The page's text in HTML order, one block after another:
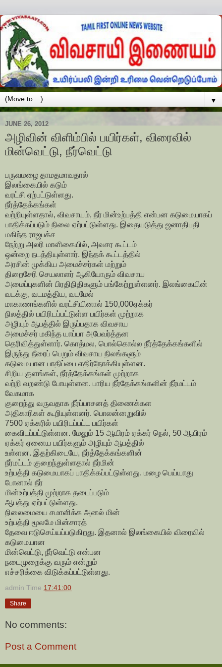
▼
JUNE 26, 2012
அழிவின் விளிம்பில் பயிர்கள், விரைவில்
மின்வெட்டு, நீர்வெட்டு
பருவமழை தாமதமாவதால்
இலங்கையில் கடும்
வரட்சி ஏற்பட்டுள்ளது.
நீர்த்தேக்கங்கள்
வற்றியுள்ளதால், விவசாயம், நீர் மின்உற்பத்தி என்பன கடுமையாகப்
பாதிக்கப்படும் நிலை ஏற்பட்டுள்ளது. இதையடுத்து ஜனாதிபதி
மகிந்த ராஜபக்ச
நேற்று அலரி மாளிகையில், அவசர கூட்டம்
ஒன்றை நடத்தியுள்ளார். இந்தக் கூட்டத்தில்
அரசின் முக்கிய அமைச்சர்கள் மற்றும்
திறைசேரி செயலாளர் ஆகியோரும் விவசாய
அமைப்புகளின் பிரதிநிதிகளும் பங்கேற்றுள்ளனர். இலங்கையின்
வடக்கு, வடமத்திய, வடமேல்
மாகாணங்களில் வரட்சியினால் 150,000ஏக்கர்
நிலத்தில் பயிரிடப்பட்டுள்ள பயிர்கள் முற்றாக
அழியும் ஆபத்தில் இருப்பதாக விவசாய
அமைச்சர் மகிந்த யாப்பா அபேவர்த்தன
தெரிவித்துள்ளார். கொத்மல, பொல்கொல்ல நீர்த்தேக்கங்களில்
இருந்து நீரைப் பெறும் விவசாய நிலங்களும்
கடுமையான பாதிப்பை எதிர்நோக்கியுள்ளன.
சிறிய குளங்கள், நீர்த்தேக்கங்கள் முற்றாக
வற்றி வறண்டு போயுள்ளன. பாரிய நீர்தேக்கங்களின் நீர்மட்டம்
வேகமாக
குறைந்து வருவதாக நீர்ப்பாசனத் திணைக்கள
அதிகாரிகள் கூறியுள்ளனர். பொலன்னறுவில்
7500 ஏக்கரில் பயிரிடப்பட்ட பயிர்கள்
கைவிடப்பட்டுள்ளன. மேலும் 15 ஆயிரம் ஏக்கர் நெல், 50 ஆயிரம்
ஏக்கர் ஏனைய பயிர்களும் அழியும் ஆபத்தில்
உள்ளன. இதற்கிடையே, நீர்த்தேக்கங்களின்
நீர்மட்டம் குறைந்துள்ளதால் நீர்மின்
உற்பத்தி கடுமையாகப் பாதிக்கப்பட்டுள்ளது. மழை பெய்யாது
போனால் நீர்
மின்உற்பத்தி முற்றாக தடைப்படும்
ஆபத்து ஏற்பட்டுள்ளது.
நிலைமையை சமாளிக்க அனல் மின்
உற்பத்தி மூலமே மின்சாரத்
தேவை ஈடுசெய்யப்படுகிறது. இதனால் இலங்கையில் விரைவில்
கடுமையான
மின்வெட்டு, நீர்வெட்டு என்பன
நடைமுறைக்கு வரும் என்றும்
எச்சரிக்கை விடுக்கப்பட்டுள்ளது.
admin Time 17:41:00
Share
No comments:
Post a Comment